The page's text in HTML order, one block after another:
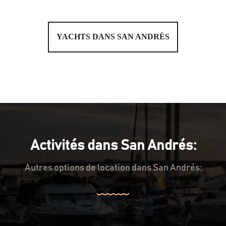
YACHTS DANS SAN ANDRÉS
Activités dans San Andrés:
Autres options de location dans San Andrés: